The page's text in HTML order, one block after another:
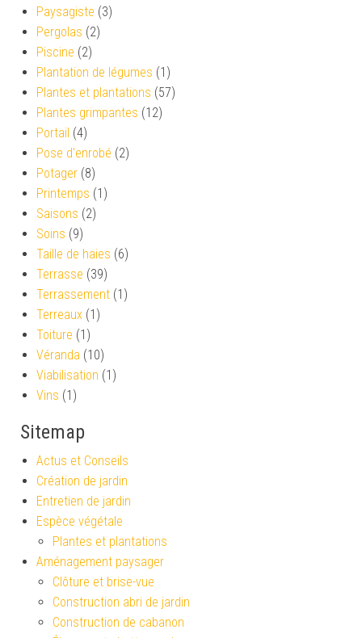
Paysagiste (3)
Pergolas (2)
Piscine (2)
Plantation de légumes (1)
Plantes et plantations (57)
Plantes grimpantes (12)
Portail (4)
Pose d'enrobé (2)
Potager (8)
Printemps (1)
Saisons (2)
Soins (9)
Taille de haies (6)
Terrasse (39)
Terrassement (1)
Terreaux (1)
Toiture (1)
Véranda (10)
Viabilisation (1)
Vins (1)
Sitemap
Actus et Conseils
Création de jardin
Entretien de jardin
Espèce végétale
Plantes et plantations
Aménagement paysager
Clôture et brise-vue
Construction abri de jardin
Construction de cabanon